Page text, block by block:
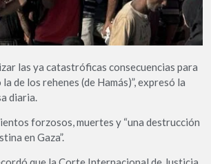
las ya catastróficas consecuencias para
de los rehenes (de Hamás)”, expresó la
diaria.
forzosos, muertes y “una destrucción
en Gaza”.